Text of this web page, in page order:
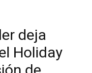
deja
Holiday